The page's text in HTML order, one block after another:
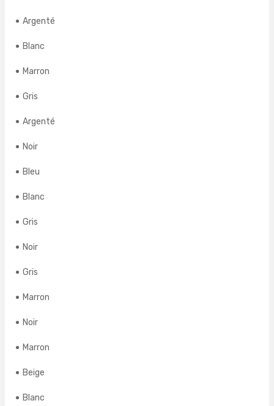
Argenté
Blanc
Marron
Gris
Argenté
Noir
Bleu
Blanc
Gris
Noir
Gris
Marron
Noir
Marron
Beige
Blanc